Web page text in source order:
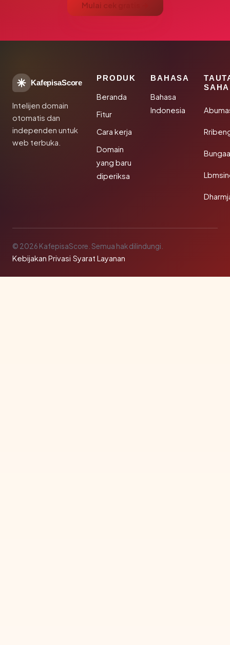
Mulai cek gratis →
KafepisaScore
Intelijen domain
otomatis dan
independen untuk
web terbuka.
PRODUK
Beranda
Fitur
Cara kerja
Domain
yang baru
diperiksa
BAHASA
Bahasa
Indonesia
© 2026 KafepisaScore. Semua hak dilindungi.
Kebijakan Privasi·Syarat Layanan